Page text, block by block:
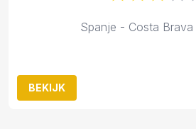
Spanje - Costa Brava
BEKIJK